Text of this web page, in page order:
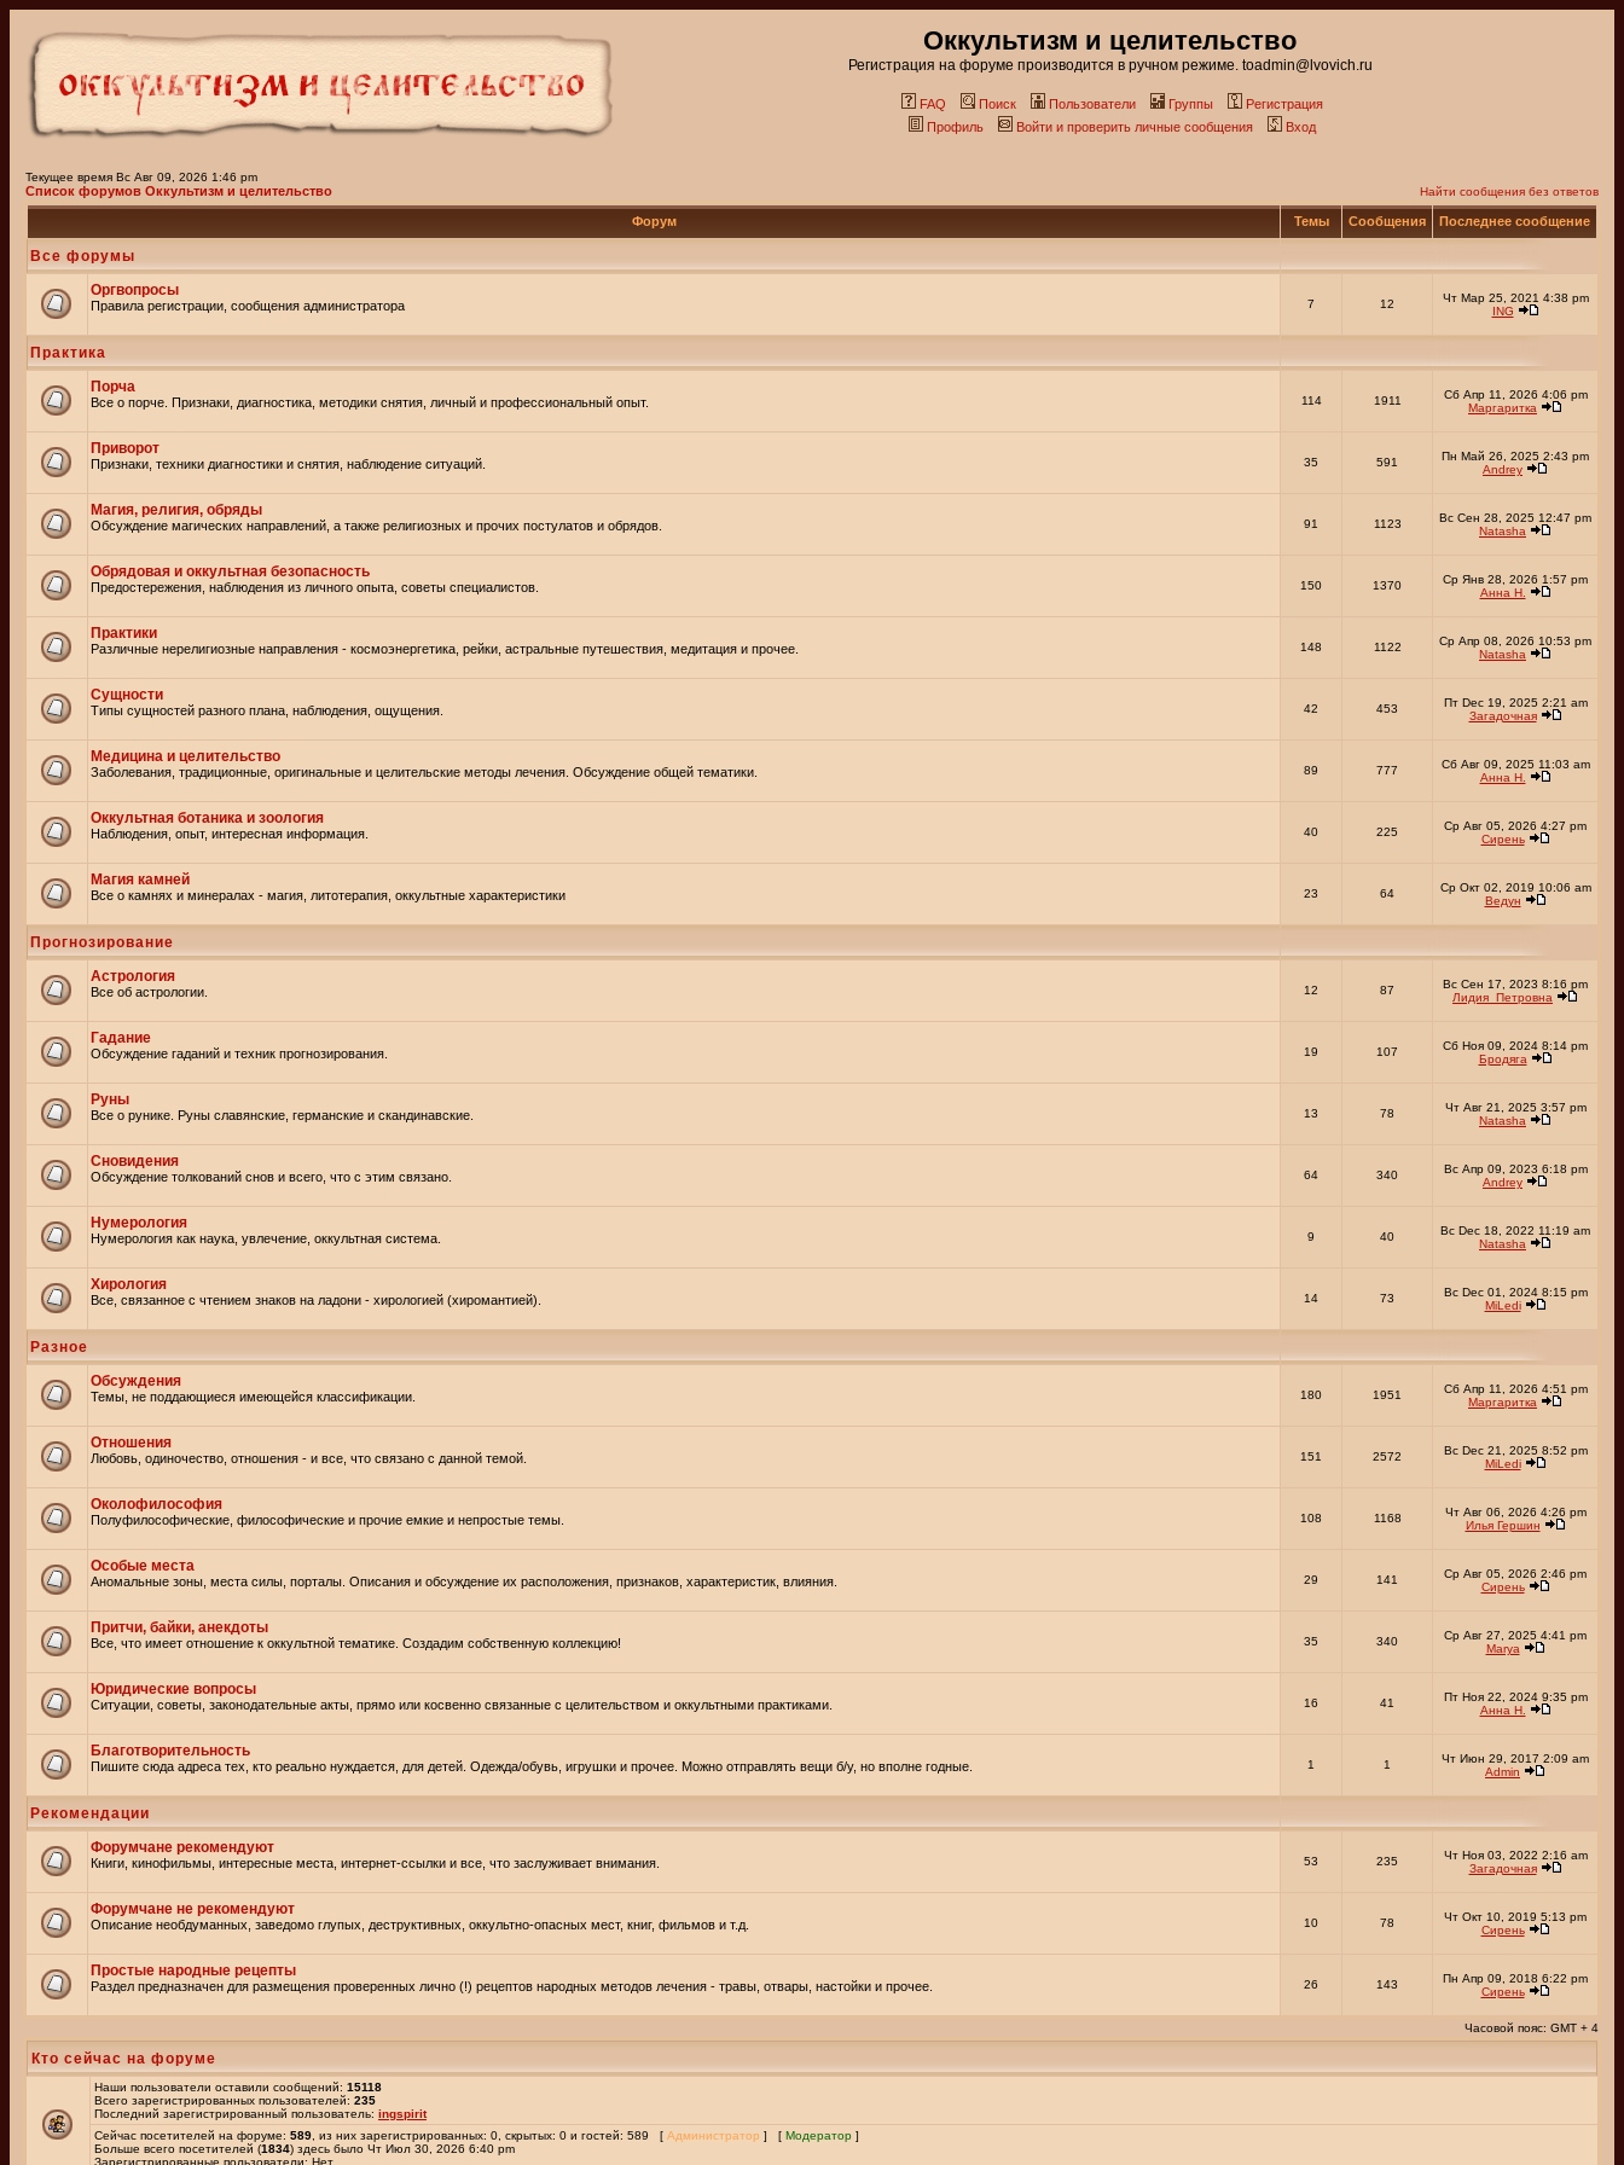
Оккультизм и целительство
Регистрация на форуме производится в ручном режиме. toadmin@lvovich.ru
FAQ Поиск Пользователи Группы
Регистрация
Профиль
Войти и проверить личные сообщения Вход
Текущее время Вс Авг 09, 2026 1:46 pm
Список форумов Оккультизм и целительство Найти сообщения без ответов
Форум Темы Сообщения Последнее сообщение
Все форумы
Оргвопросы
Правила регистрации, сообщения администратора 7 12
Чт Мар 25, 2021 4:38 pm
ING
Практика
Порча
Все о порче. Признаки, диагностика, методики снятия, личный и профессиональный опыт. 114 1911
Сб Апр 11, 2026 4:06 pm
Маргаритка
Приворот
Признаки, техники диагностики и снятия, наблюдение ситуаций. 35 591
Пн Май 26, 2025 2:43 pm
Andrey
Магия, религия, обряды
Обсуждение магических направлений, а также религиозных и прочих постулатов и обрядов. 91 1123
Вс Сен 28, 2025 12:47 pm
Natasha
Обрядовая и оккультная безопасность
Предостережения, наблюдения из личного опыта, советы специалистов. 150 1370
Ср Янв 28, 2026 1:57 pm
Анна Н.
Практики
Различные нерелигиозные направления - космоэнергетика, рейки, астральные путешествия, медитация и прочее. 148 1122
Ср Апр 08, 2026 10:53 pm
Natasha
Сущности
Типы сущностей разного плана, наблюдения, ощущения. 42 453
Пт Dec 19, 2025 2:21 am
Загадочная
Медицина и целительство
Заболевания, традиционные, оригинальные и целительские методы лечения. Обсуждение общей тематики. 89 777
Сб Авг 09, 2025 11:03 am
Анна Н.
Оккультная ботаника и зоология
Наблюдения, опыт, интересная информация. 40 225
Ср Авг 05, 2026 4:27 pm
Сирень
Магия камней
Все о камнях и минералах - магия, литотерапия, оккультные характеристики 23 64
Ср Окт 02, 2019 10:06 am
Ведун
Прогнозирование
Астрология
Все об астрологии. 12 87
Вс Сен 17, 2023 8:16 pm
Лидия_Петровна
Гадание
Обсуждение гаданий и техник прогнозирования. 19 107
Сб Ноя 09, 2024 8:14 pm
Бродяга
Руны
Все о рунике. Руны славянские, германские и скандинавские. 13 78
Чт Авг 21, 2025 3:57 pm
Natasha
Сновидения
Обсуждение толкований снов и всего, что с этим связано. 64 340
Вс Апр 09, 2023 6:18 pm
Andrey
Нумерология
Нумерология как наука, увлечение, оккультная система. 9 40
Вс Dec 18, 2022 11:19 am
Natasha
Хирология
Все, связанное с чтением знаков на ладони - хирологией (хиромантией). 14 73
Вс Dec 01, 2024 8:15 pm
MiLedi
Разное
Обсуждения
Темы, не поддающиеся имеющейся классификации. 180 1951
Сб Апр 11, 2026 4:51 pm
Маргаритка
Отношения
Любовь, одиночество, отношения - и все, что связано с данной темой. 151 2572
Вс Dec 21, 2025 8:52 pm
MiLedi
Околофилософия
Полуфилософические, философические и прочие емкие и непростые темы. 108 1168
Чт Авг 06, 2026 4:26 pm
Илья Гершин
Особые места
Аномальные зоны, места силы, порталы. Описания и обсуждение их расположения, признаков, характеристик, влияния. 29 141
Ср Авг 05, 2026 2:46 pm
Сирень
Притчи, байки, анекдоты
Все, что имеет отношение к оккультной тематике. Создадим собственную коллекцию! 35 340
Ср Авг 27, 2025 4:41 pm
Marya
Юридические вопросы
Ситуации, советы, законодательные акты, прямо или косвенно связанные с целительством и оккультными практиками. 16 41
Пт Ноя 22, 2024 9:35 pm
Анна Н.
Благотворительность
Пишите сюда адреса тех, кто реально нуждается, для детей. Одежда/обувь, игрушки и прочее. Можно отправлять вещи б/у, но вполне годные. 1 1
Чт Июн 29, 2017 2:09 am
Admin
Рекомендации
Форумчане рекомендуют
Книги, кинофильмы, интересные места, интернет-ссылки и все, что заслуживает внимания. 53 235
Чт Ноя 03, 2022 2:16 am
Загадочная
Форумчане не рекомендуют
Описание необдуманных, заведомо глупых, деструктивных, оккультно-опасных мест, книг, фильмов и т.д. 10 78
Чт Окт 10, 2019 5:13 pm
Сирень
Простые народные рецепты
Раздел предназначен для размещения проверенных лично (!) рецептов народных методов лечения - травы, отвары, настойки и прочее. 26 143
Пн Апр 09, 2018 6:22 pm
Сирень
Часовой пояс: GMT + 4
Кто сейчас на форуме
Наши пользователи оставили сообщений: 15118
Всего зарегистрированных пользователей: 235
Последний зарегистрированный пользователь: ingspirit
Сейчас посетителей на форуме: 589 , из них зарегистрированных: 0, скрытых: 0 и гостей: 589 [ Администратор ] [ Модератор ]
Больше всего посетителей (1834) здесь было Чт Июл 30, 2026 6:40 pm
Зарегистрированные пользователи: Нет